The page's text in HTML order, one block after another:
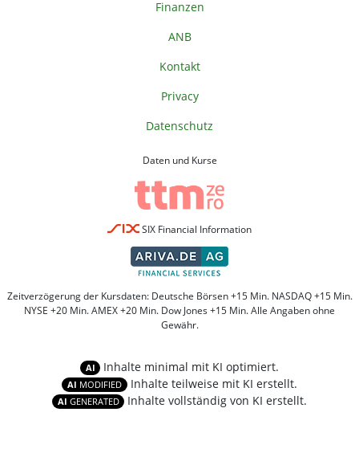
Finanzen
ANB
Kontakt
Privacy
Datenschutz
Daten und Kurse
SIX Financial Information
Zeitverzögerung der Kursdaten: Deutsche Börsen +15 Min. NASDAQ +15 Min.
NYSE +20 Min. AMEX +20 Min. Dow Jones +15 Min. Alle Angaben ohne
Gewähr.
AI Inhalte minimal mit KI optimiert.
AI MODIFIED Inhalte teilweise mit KI erstellt.
AI GENERATED Inhalte vollständig von KI erstellt.